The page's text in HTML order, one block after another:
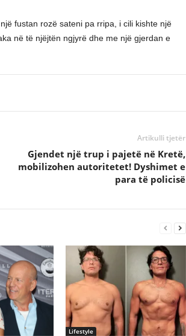
fustan rozë sateni pa rripa, i cili kishte një
në të njëjtën ngjyrë dhe me një gjerdan e
Artikulli tjetër
Gjendet një trup i pajetë në Kretë,
mobilizohen autoritetet! Dyshimet e
para të policisë
Lifestyle